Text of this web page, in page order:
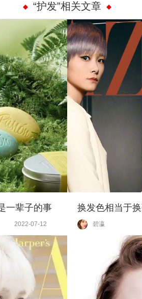
“护发”相关文章
一辈子的事
2022-07-12 碧瀛